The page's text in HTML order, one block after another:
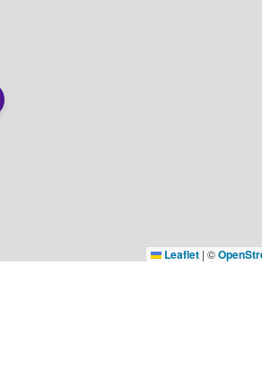
Leaflet | ©